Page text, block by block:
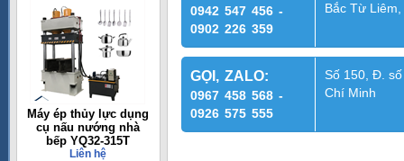
Máy ép thủy lực dụng
cụ nấu nướng nhà
bếp YQ32-315T
Liên hệ
0942 547 456 -
0902 226 359
Bắc Từ
GỌI, ZALO:
0967 458 568 -
0926 575 555
Số 150, Đ.
Chí Minh